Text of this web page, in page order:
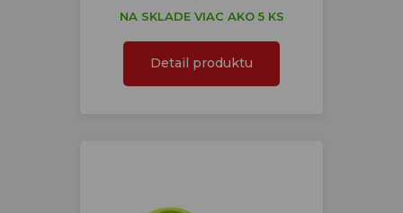
NA SKLADE VIAC AKO 5 KS
Detail produktu